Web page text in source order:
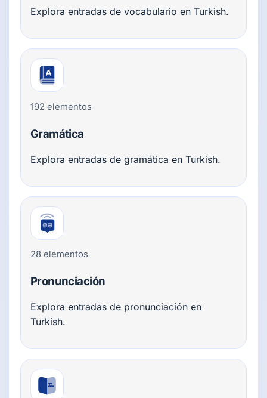
Explora entradas de vocabulario en Turkish.
192 elementos
Gramática
Explora entradas de gramática en Turkish.
28 elementos
Pronunciación
Explora entradas de pronunciación en
Turkish.